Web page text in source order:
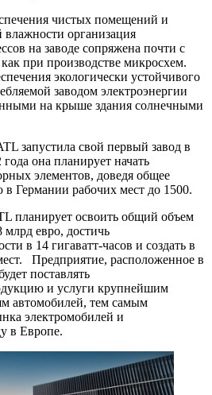
чистых помещений и
организация
на заводе сопряжена почти с
при производстве микросхем.
экологически устойчивого
заводом электроэнергии
на крыше здания солнечными
запустила свой первый завод в
она планирует начать
элементов, доведя общее
в Германии рабочих мест до 1500.
планирует освоить общий объем
млрд евро, достичь
в 14 гигаватт-часов и создать в
Предприятие, расположенное в
поставлять
и услуги крупнейшим
автомобилей, тем самым
электромобилей и
в Европе.